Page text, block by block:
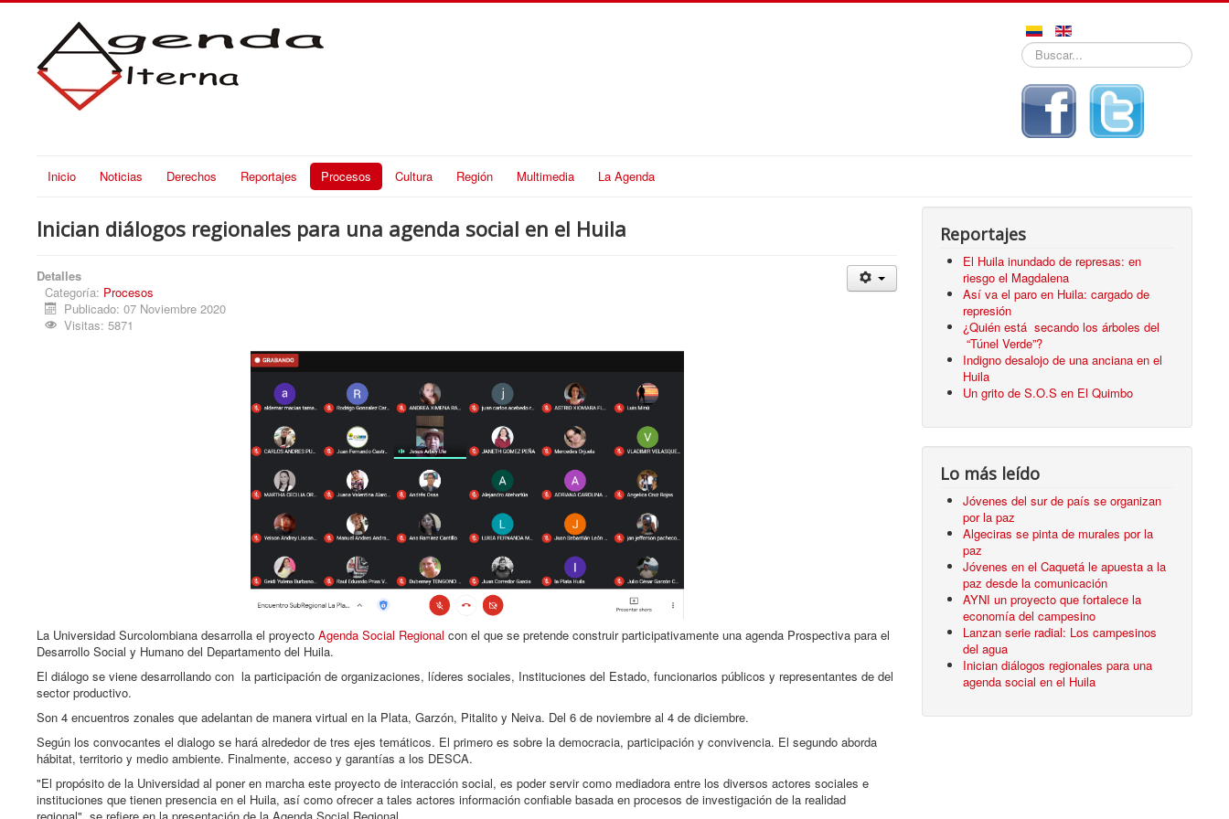
Buscar...
Inicio Noticias Derechos Reportajes Procesos Cultura Región Multimedia La Agenda
Inician diálogos regionales para una agenda social en el Huila
Detalles
Categoría: Procesos
Publicado: 07 Noviembre 2020
Visitas: 5871
La Universidad Surcolombiana desarrolla el proyecto Agenda Social Regional con el que se pretende construir participativamente una agenda Prospectiva para el
Desarrollo Social y Humano del Departamento del Huila.
El diálogo se viene desarrollando con la participación de organizaciones, líderes sociales, Instituciones del Estado, funcionarios públicos y representantes de del
sector productivo.
Son 4 encuentros zonales que adelantan de manera virtual en la Plata, Garzón, Pitalito y Neiva. Del 6 de noviembre al 4 de diciembre.
Según los convocantes el dialogo se hará alrededor de tres ejes temáticos. El primero es sobre la democracia, participación y convivencia. El segundo aborda
hábitat, territorio y medio ambiente. Finalmente, acceso y garantías a los DESCA.
"El propósito de la Universidad al poner en marcha este proyecto de interacción social, es poder servir como mediadora entre los diversos actores sociales e
instituciones que tienen presencia en el Huila, así como ofrecer a tales actores información confiable basada en procesos de investigación de la realidad
Reportajes
El Huila inundado de represas: en
riesgo el Magdalena
Así va el paro en Huila: cargado de
represión
¿Quién está secando los árboles del
“Túnel Verde”?
Indigno desalojo de una anciana en el
Huila
Un grito de S.O.S en El Quimbo
Lo más leído
Jóvenes del sur de país se organizan
por la paz
Algeciras se pinta de murales por la
paz
Jóvenes en el Caquetá le apuesta a la
paz desde la comunicación
AYNI un proyecto que fortalece la
economía del campesino
Lanzan serie radial: Los campesinos
del agua
Inician diálogos regionales para una
agenda social en el Huila